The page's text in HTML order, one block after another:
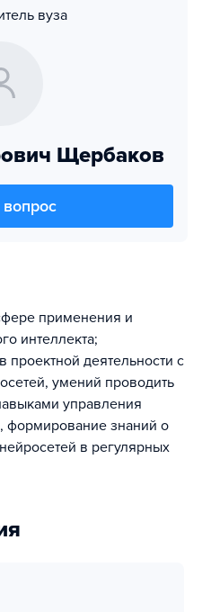
вуза
Щербаков
применения и
интеллекта;
деятельности с
умений проводить
управления
формирование знаний о
в регулярных